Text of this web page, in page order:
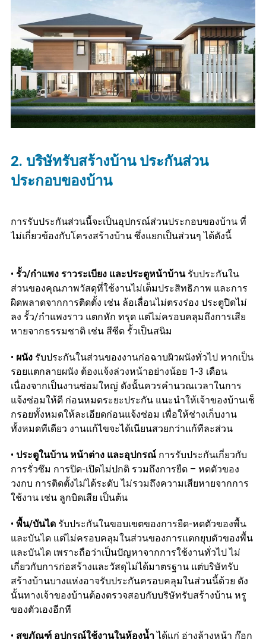
2. บริษัทรับสร้างบ้าน ประกันส่วน
ประกอบของบ้าน
การรับประกันส่วนนี้จะเป็นอุปกรณ์ส่วนประกอบของบ้าน ที่
ไม่เกี่ยวข้องกับโครงสร้างบ้าน ซึ่งแยกเป็นส่วนๆ ได้ดังนี้
• รั้ว/กำแพง ราวระเบียง และประตูหน้าบ้าน รับประกันใน
ส่วนของคุณภาพวัสดุที่ใช้งานไม่เต็มประสิทธิภาพ และการ
ผิดพลาดจากการติดตั้ง เช่น ล้อเลื่อนไม่ตรงร่อง ประตูปิดไม่
ลง รั้ว/กำแพงราว แตกหัก ทรุด แต่ไม่ครอบคลุมถึงการเสีย
หายจากธรรมชาติ เช่น สีซีด รั้วเป็นสนิม
• ผนังรับประกันในส่วนของงานก่อฉาบผิวผนังทั่วไป หากเป็น
รอยแตกลายผนัง ต้องแจ้งล่วงหน้าอย่างน้อย 1-3 เดือน
เนื่องจากเป็นงานซ่อมใหญ่ ดังนั้นควรคำนวณเวลาในการ
แจ้งซ่อมให้ดี ก่อนหมดระยะประกัน แนะนำให้เจ้าของบ้านเช็
กรอยทั้งหมดให้ละเอียดก่อนแจ้งซ่อม เพื่อให้ช่างเก็บงาน
ทั้งหมดทีเดียว งานแก้ไขจะได้เนียนสวยกว่าแก้ทีละส่วน
• ประตูในบ้าน หน้าต่าง และอุปกรณ์ การรับประกันเกี่ยวกับ
การรั่วซึม การปิด-เปิดไม่ปกติ รวมถึงการยืด – หดตัวของ
วงกบ การติดตั้งไม่ได้ระดับ ไม่รวมถึงความเสียหายจากการ
ใช้งาน เช่น ลูกบิดเสีย เป็นต้น
• พื้น/บันได รับประกันในขอบเขตของการยืด-หดตัวของพื้น
และบันได แต่ไม่ครอบคลุมในส่วนของการแตกยุบตัวของพื้น
และบันได เพราะถือว่าเป็นปัญหาจากการใช้งานทั่วไป ไม่
เกี่ยวกับการก่อสร้างและวัสดุไม่ได้มาตรฐาน แต่บริษัทรับ
สร้างบ้านบางแห่งอาจรับประกันครอบคลุมในส่วนนี้ด้วย ดัง
นั้นทางเจ้าของบ้านต้องตรวจสอบกับบริษัทรับสร้างบ้าน หรู
ของตัวเองอีกที
• สุขภัณฑ์ อุปกรณ์ใช้งานในห้องน้ำได้แก่ อ่างล้างหน้า ก๊อก